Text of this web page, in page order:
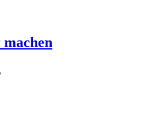
machen